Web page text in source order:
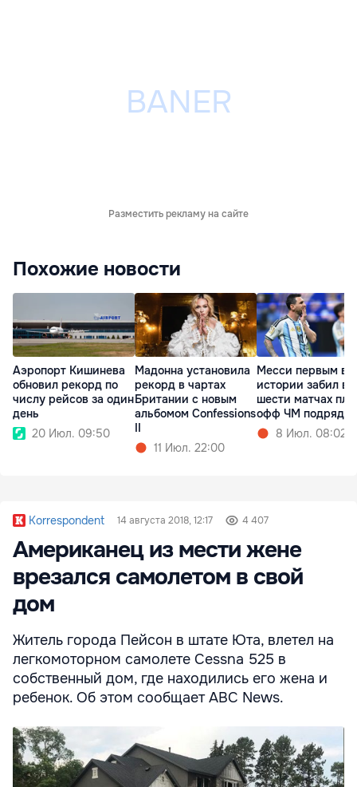
Разместить рекламу на сайте
Похожие новости
Аэропорт Кишинева
обновил рекорд по
числу рейсов за один
день
20 Июл. 09:50
Мадонна установила
рекорд в чартах
Британии с новым
альбомом Confessions
II
11 Июл. 22:00
Месси первым в
истории забил в
шести матчах
офф ЧМ подряд
8 Июл. 08:02
Korrespondent 14 августа 2018, 12:17 4 407
Американец из мести жене
врезался самолетом в свой
дом
Житель города Пейсон в штате Юта, влетел на
легкомоторном самолете Cessna 525 в
собственный дом, где находились его жена и
ребенок. Об этом сообщает ABC News.